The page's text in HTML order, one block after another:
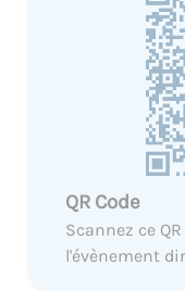
QR Code
Scannez ce
l'évènement